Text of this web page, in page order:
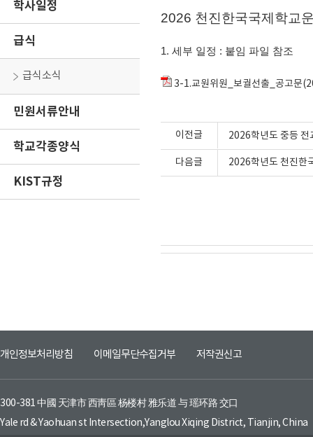
학사일정
급식
급식소식
민원서류안내
학교각종양식
KIST규정
2026 천진한국국제학교
1. 세부 일정 : 붙임 파일 참조
3-1.교원위원_보궐선출_공고문
이전글 2026학년도 중등 전
다음글 2026학년도 천진한
개인정보처리방침 이메일무단수집거부 저작권신고
300-381 中國 天津市 西靑區 杨楼村 雅乐道 与 瑶环路 交口
Yale rd & Yaohuan st Intersection,Yanglou Xiqing District, Tianjin, China